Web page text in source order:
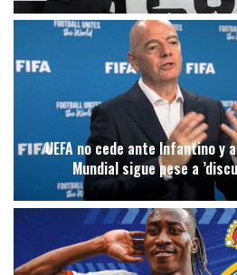
UEFA no cede ante Infantino y
Mundial sigue pese a